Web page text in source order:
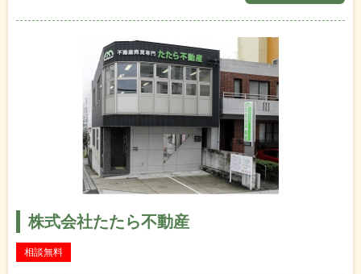
株式会社たたら不動産
相談無料